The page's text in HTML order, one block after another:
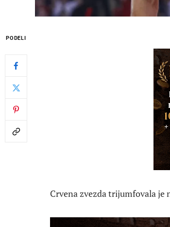
PODELI
Crvena zvezda trijumfovala je